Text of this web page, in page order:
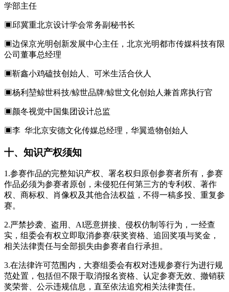
学部主任
▣邱冀重北京设计学会常务副秘书长
▣边保京光明创新发展中心主任，北京光明都市传媒科技有限
公司董事总经理
▣靳鑫小鸡磕技创始人、可米生活合伙人
▣杨利堃鲸世科技/鲸世品牌/鲸世文化创始人兼首席执行官
▣颜冬视觉中国集团设计总监
▣李 华北京安德文化传媒总经理，华翼造物创始人
十、知识产权须知
1.参赛作品的完整知识产权、署名权归原创参赛者所有，参赛
作品必须为参赛者原创，未侵犯任何第三方的专利权、著作
权、商标权、肖像权及其他合法权益，不得一稿多投、重复参
赛。
2.严禁抄袭、盗用、AI恶意拼接、侵权仿制等行为，一经查
实，组委会有权立即取消参赛/获奖资格、追回奖项与奖金，
相关法律责任与全部损失由参赛者自行承担。
3.在法律许可范围内，大赛组委会有权对违规参赛行为进行规
范处置，包括但不限于取消报名资格、认定参赛无效、撤销获
奖荣誉、公示违规信息，直至依法追究相关法律责任。